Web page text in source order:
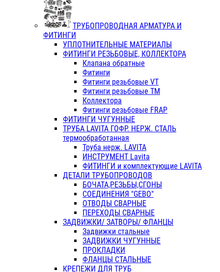
ТРУБОПРОВОДНАЯ АРМАТУРА И
ФИТИНГИ
УПЛОТНИТЕЛЬНЫЕ МАТЕРИАЛЫ
ФИТИНГИ РЕЗЬБОВЫЕ, КОЛЛЕКТОРА
Клапана обратные
Фитинги
Фитинги резьбовые VT
Фитинги резьбовые ТМ
Коллектора
Фитинги резьбовые FRAP
ФИТИНГИ ЧУГУННЫЕ
ТРУБА LAVITA ГОФР. НЕРЖ. СТАЛЬ
термообработанная
Труба нерж. LAVITA
ИНСТРУМЕНТ Lavita
ФИТИНГИ и комплектующие LAVITA
ДЕТАЛИ ТРУБОПРОВОДОВ
БОЧАТА,РЕЗЬБЫ,СГОНЫ
СОЕДИНЕНИЯ "GEBO"
ОТВОДЫ СВАРНЫЕ
ПЕРЕХОДЫ СВАРНЫЕ
ЗАДВИЖКИ/ ЗАТВОРЫ/ ФЛАНЦЫ
Задвижки стальные
ЗАДВИЖКИ ЧУГУННЫЕ
ПРОКЛАДКИ
ФЛАНЦЫ СТАЛЬНЫЕ
КРЕПЕЖИ ДЛЯ ТРУБ